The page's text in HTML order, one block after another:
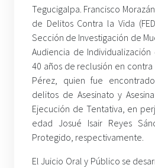
Tegucigalpa. Francisco
de Delitos Contra la Vida
Sección de Investigación de
Audiencia de
40 años de reclusión en
Pérez, quien fue
delitos de Asesinato y
Ejecución de Tentativa, en
edad Josué Isair Reyes
Protegido, respectivamente.
El Juicio Oral y Público se